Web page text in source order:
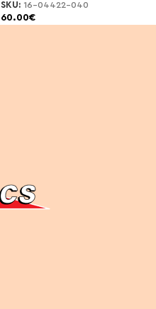
SKU: 16-04422-040
60.00€